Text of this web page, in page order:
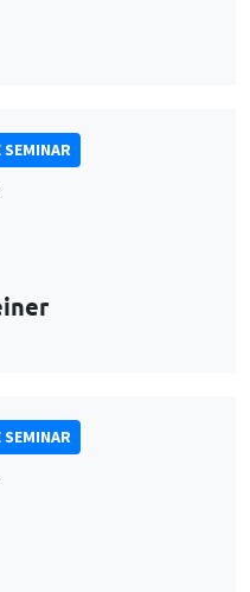
SEMINAR
SEMINAR